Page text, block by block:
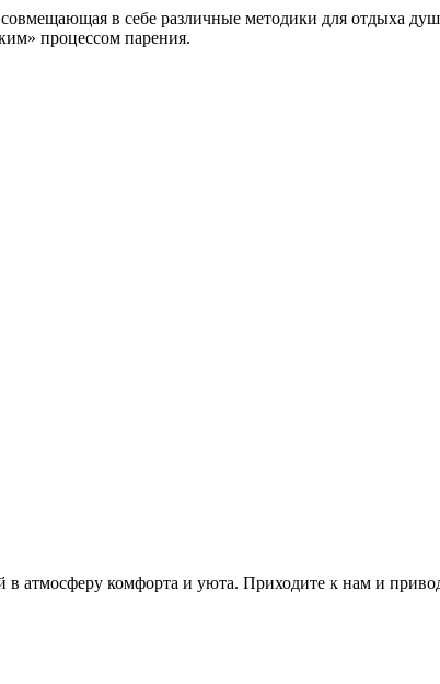
в себе различные методики для отдыха
процессом парения.
атмосферу комфорта и уюта. Приходите к нам и